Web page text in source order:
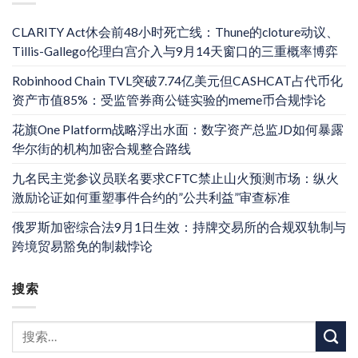
CLARITY Act休会前48小时死亡线：Thune的cloture动议、
Tillis-Gallego伦理白宫介入与9月14天窗口的三重概率博弈
Robinhood Chain TVL突破7.74亿美元但CASHCAT占代币化
资产市值85%：受监管券商公链实验的meme币合规悖论
花旗One Platform战略浮出水面：数字资产总监JD如何暴露
华尔街的机构加密合规整合路线
九名民主党参议员联名要求CFTC禁止山火预测市场：纵火
激励论证如何重塑事件合约的”公共利益”审查标准
俄罗斯加密综合法9月1日生效：持牌交易所的合规双轨制与
跨境贸易豁免的制裁悖论
搜索